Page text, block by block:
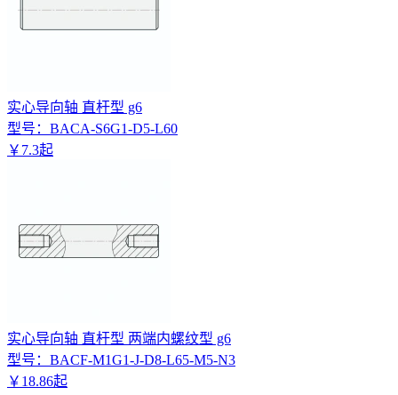
实心导向轴 直杆型 g6
型号： BACA-S6G1-D5-L60
￥ 7.3起
实心导向轴 直杆型 两端内螺纹型 g6
型号： BACF-M1G1-J-D8-L65-M5-N3
￥ 18.86起